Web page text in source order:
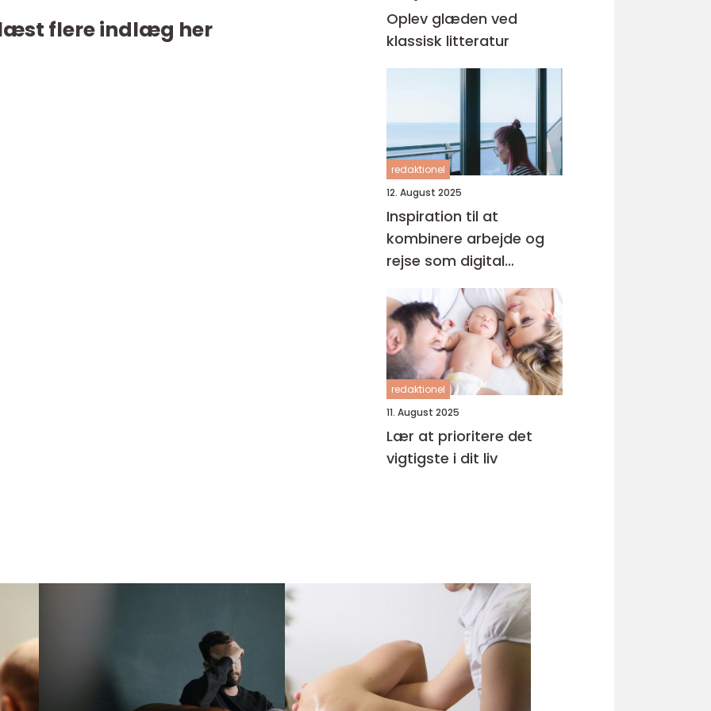
flere indlæg her
Oplev glæden ved
klassisk litteratur
redaktionel
12. August 2025
Inspiration til at
kombinere arbejde og
rejse som digital
redaktionel
11. August 2025
Lær at prioritere det
vigtigste i dit liv